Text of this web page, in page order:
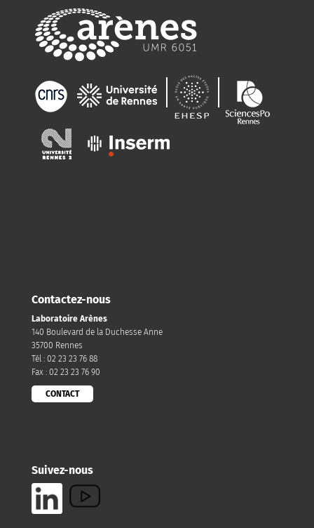
Contactez-nous
Laboratoire Arènes
140 Boulevard de la Duchesse Anne
35700 Rennes
Tél : 02 23 23 76 88
Fax : 02 23 23 76 90
CONTACT
Suivez-nous